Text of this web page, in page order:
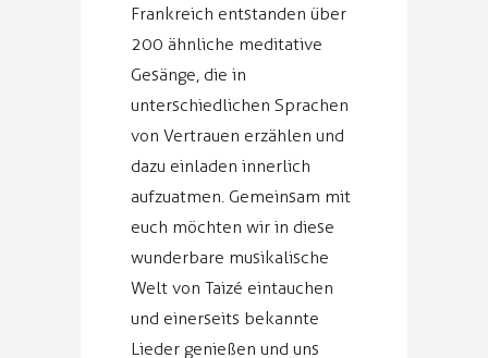
Frankreich entstanden über
200 ähnliche meditative
Gesänge, die in
unterschiedlichen Sprachen
von Vertrauen erzählen und
dazu einladen innerlich
aufzuatmen. Gemeinsam mit
euch möchten wir in diese
wunderbare musikalische
Welt von Taizé eintauchen
und einerseits bekannte
Lieder genießen und uns